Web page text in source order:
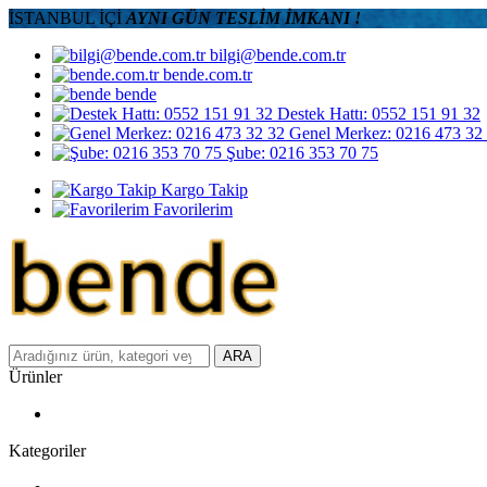
İSTANBUL İÇİ AYNI GÜN TESLİM İMKANI !
bilgi@bende.com.tr
bende.com.tr
bende
Destek Hattı: 0552 151 91 32
Genel Merkez: 0216 473 32
Şube: 0216 353 70 75
Kargo Takip
Favorilerim
ARA
Ürünler
Kategoriler